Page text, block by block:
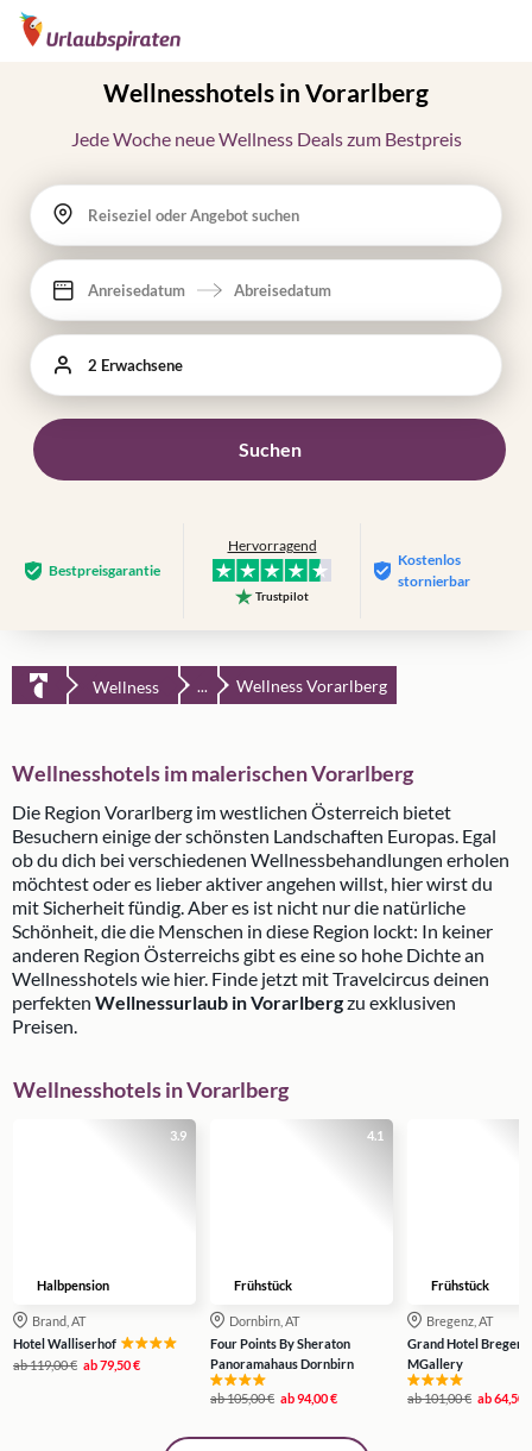
Wellnesshotels in Vorarlberg
Jede Woche neue Wellness Deals zum Bestpreis
Reiseziel oder Angebot suchen
Anreisedatum Abreisedatum
2 Erwachsene
Suchen
Bestpreis­garantie
Hervorragend
Trustpilot
Kostenlos
stornierbar
Wellness ... Wellness Vorarl­berg
Wellnesshotels im malerischen Vorarlberg
Die Region Vorarlberg im westlichen Österreich bietet
Besuchern einige der schönsten Landschaften Europas. Egal
ob du dich bei verschiedenen Wellnessbehandlungen erholen
möchtest oder es lieber aktiver angehen willst, hier wirst du
mit Sicherheit fündig. Aber es ist nicht nur die natürliche
Schönheit, die die Menschen in diese Region lockt: In keiner
anderen Region Österreichs gibt es eine so hohe Dichte an
Wellnesshotels wie hier. Finde jetzt mit Travelcircus deinen
perfekten Wellnessurlaub in Vorarlbergzu exklusiven
Preisen.
Wellnesshotels in Vorarlberg
3.9
Halbpension
Brand, AT
Hotel Walliserhof
ab119,00 € ab79,50 €
4.1
Frühstück
Dornbirn, AT
Four Points By Sheraton
Panoramahaus Dornbirn
ab105,00 € ab94,00 €
Frühstück
Bregenz, AT
Grand Hotel Bregenz
MGallery
ab101,00 € ab64,50